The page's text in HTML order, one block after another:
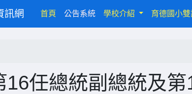
訊網 首頁(current)
公告系統 學校介紹 育德國小
16任總統副總統及